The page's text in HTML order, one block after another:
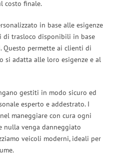
costo finale.
in base alle esigenze
di trasloco disponibili in base
Questo permette ai clienti di
si adatta alle loro esigenze e al
gestiti in modo sicuro ed
esperto e addestrato. I
maneggiare con cura ogni
nulla venga danneggiato
veicoli moderni, ideali per